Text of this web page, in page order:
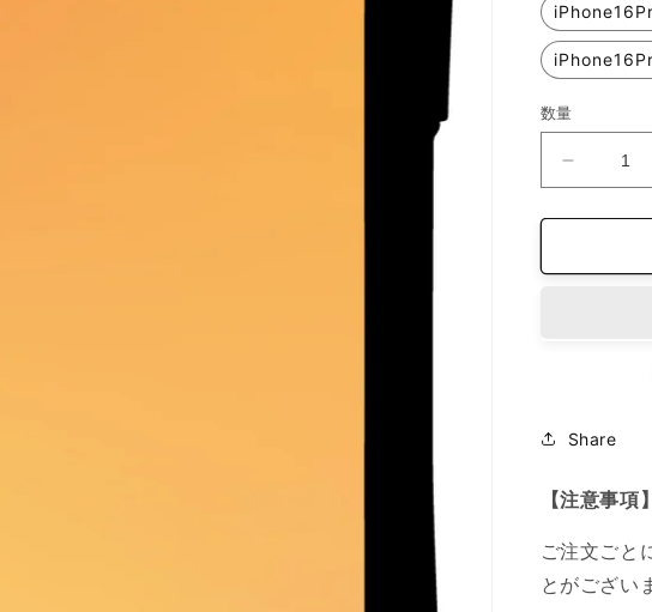
数量
イ
ナ
リ
ナ
ル
デ
ザ
Share
【注意事項】
ご注文ごと
とがござい